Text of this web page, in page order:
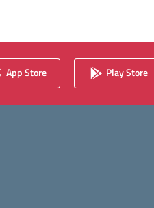
App Store Play Store